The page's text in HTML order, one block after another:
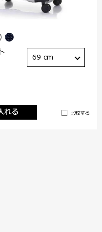
れる
比較する
69 cm